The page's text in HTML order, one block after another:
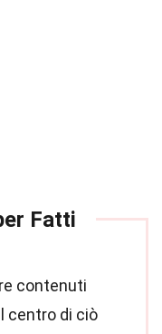
Fatti
contenuti
centro di ciò